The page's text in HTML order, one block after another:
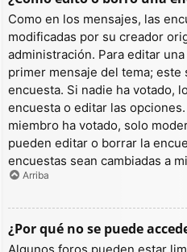
Como en los mensajes, las
modificadas por su creador
administración. Para editar
primer mensaje del tema; este
encuesta. Si nadie ha votado,
encuesta o editar las
miembro ha votado, solo
pueden editar o borrar la
encuestas sean cambiadas a
Arriba
¿Por qué no se puede
Algunos foros pueden estar